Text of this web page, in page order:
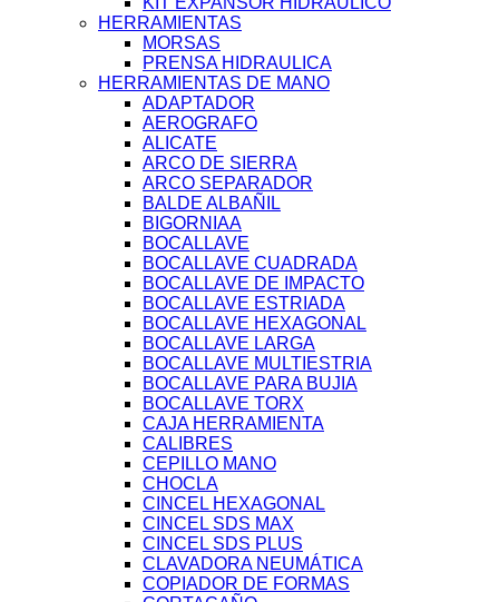
HERRAMIENTAS
MORSAS
PRENSA HIDRAULICA
HERRAMIENTAS DE MANO
ADAPTADOR
AEROGRAFO
ALICATE
ARCO DE SIERRA
ARCO SEPARADOR
BALDE ALBAÑIL
BIGORNIAA
BOCALLAVE
BOCALLAVE CUADRADA
BOCALLAVE DE IMPACTO
BOCALLAVE ESTRIADA
BOCALLAVE HEXAGONAL
BOCALLAVE LARGA
BOCALLAVE MULTIESTRIA
BOCALLAVE PARA BUJIA
BOCALLAVE TORX
CAJA HERRAMIENTA
CALIBRES
CEPILLO MANO
CHOCLA
CINCEL HEXAGONAL
CINCEL SDS MAX
CINCEL SDS PLUS
CLAVADORA NEUMÁTICA
COPIADOR DE FORMAS